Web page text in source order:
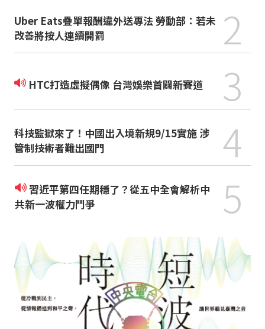
Uber Eats疊單報酬違外送專法 勞動部：若未
改善將按人連續開罰
2
HTC打造虛擬偶像 台灣娛樂首闢新賽道 3
科技監獄來了！中國出入境新規9/15實施 涉
管制技術者難出國門
4
習近平第四任期穩了？從五中全會解析中
共新一波權力鬥爭
5